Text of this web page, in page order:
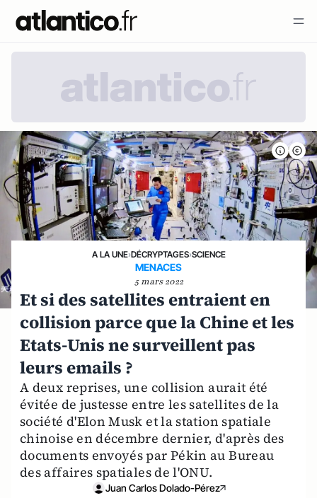
A LA UNE›DÉCRYPTAGES›SCIENCE
MENACES
5 mars 2022
Et si des satellites entraient en
collision parce que la Chine et les
Etats-Unis ne surveillent pas
leurs emails ?
A deux reprises, une collision aurait été
évitée de justesse entre les satellites de la
société d'Elon Musk et la station spatiale
chinoise en décembre dernier, d'après des
documents envoyés par Pékin au Bureau
des affaires spatiales de l'ONU.
Juan Carlos Dolado-Pérez